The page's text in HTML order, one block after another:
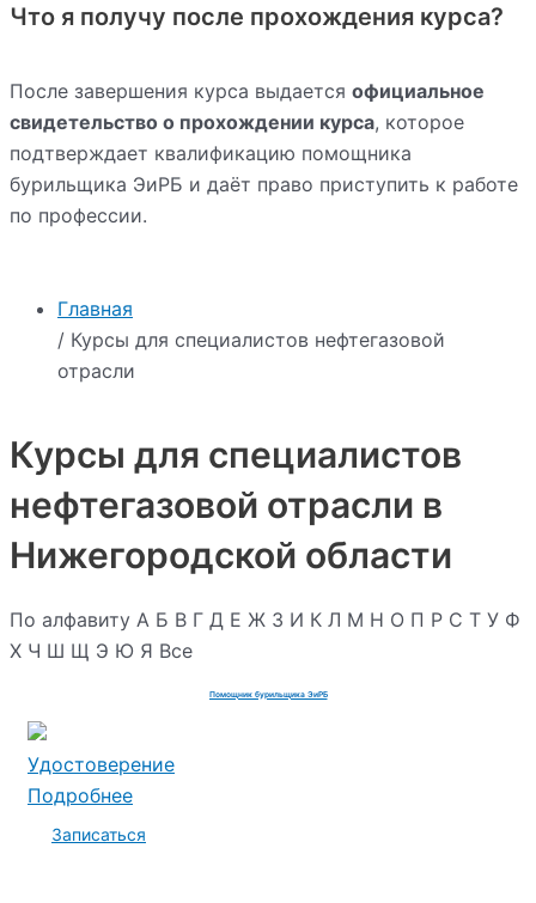
Главная
/ Курсы для специалистов нефтегазовой
отрасли
Курсы для специалистов
нефтегазовой отрасли в
Нижегородской области
По алфавиту А Б В Г Д Е Ж З И К Л М Н О П Р С Т У Ф
Х Ч Ш Щ Э Ю Я Все
Помощник бурильщика ЭиРБ
Удостоверение
Подробнее
Записаться
Что я получу после прохождения курса?
После завершения курса выдается официальное
свидетельство о прохождении курса, которое
подтверждает квалификацию помощника
бурильщика ЭиРБ и даёт право приступить к работе
по профессии.